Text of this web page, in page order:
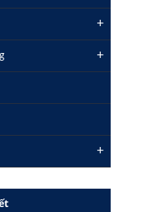
+
+
+